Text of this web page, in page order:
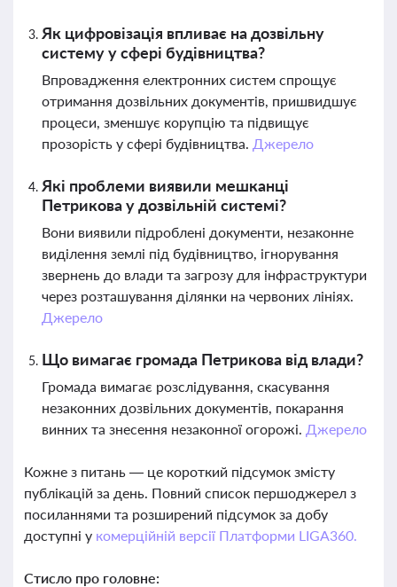
Як цифровізація впливає на дозвільну
систему у сфері будівництва?
Впровадження електронних систем спрощує
отримання дозвільних документів, пришвидшує
процеси, зменшує корупцію та підвищує
прозорість у сфері будівництва. Джерело
Які проблеми виявили мешканці
Петрикова у дозвільній системі?
Вони виявили підроблені документи, незаконне
виділення землі під будівництво, ігнорування
звернень до влади та загрозу для інфраструктури
через розташування ділянки на червоних лініях.
Джерело
Що вимагає громада Петрикова від влади?
Громада вимагає розслідування, скасування
незаконних дозвільних документів, покарання
винних та знесення незаконної огорожі. Джерело
Кожне з питань — це короткий підсумок змісту
публікацій за день. Повний список першоджерел з
посиланнями та розширений підсумок за добу
доступні у комерційній версії Платформи LIGA360.
Стисло про головне: